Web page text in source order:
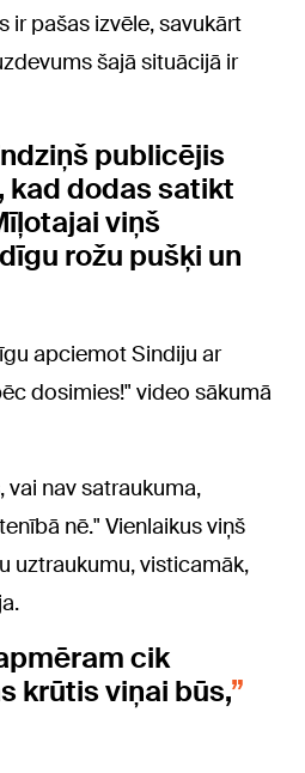
ir pašas izvēle, savukārt
šajā situācijā ir
publicējis
kad dodas satikt
viņš
rožu pušķi un
apciemot Sindiju ar
dosimies!" video sākumā
vai nav satraukuma,
nē." Vienlaikus viņš
uztraukumu, visticamāk,
cik
krūtis viņai būs,